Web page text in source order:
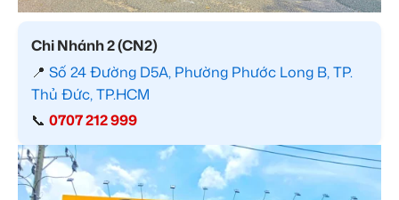
Chi Nhánh 2 (CN2)
📍 Số 24 Đường D5A, Phường Phước Long B, TP.
Thủ Đức, TP.HCM
📞 0707 212 999